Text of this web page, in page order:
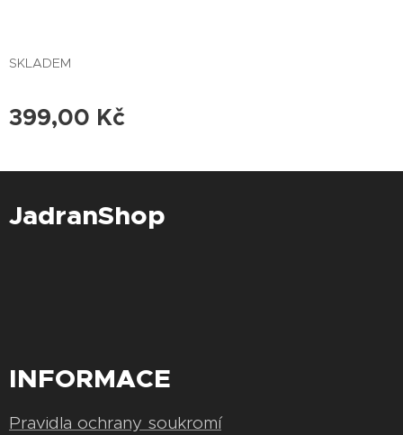
SKLADEM
399,00 Kč
JadranShop
INFORMACE
Pravidla ochrany soukromí